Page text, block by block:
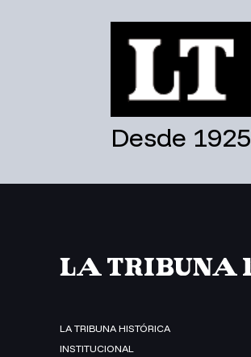
Desde 1925
LA TRIBUNA HISTÓRICA
INSTITUCIONAL